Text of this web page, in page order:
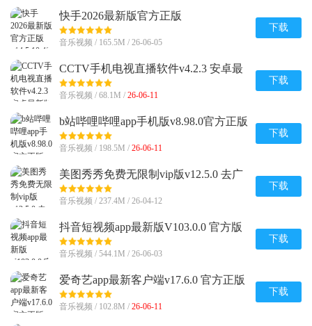
快手2026最新版官方正版
v14.5.10.48350 安卓版
音乐视频 / 165.5M / 26-06-05
下载
CCTV手机电视直播软件v4.2.3 安卓最
新版
音乐视频 / 68.1M / 26-06-11
下载
b站哔哩哔哩app手机版v8.98.0官方正版
音乐视频 / 198.5M / 26-06-11
下载
美图秀秀免费无限制vip版v12.5.0 去广
告会员版
音乐视频 / 237.4M / 26-04-12
下载
抖音短视频app最新版V103.0.0 官方版
音乐视频 / 544.1M / 26-06-03
下载
爱奇艺app最新客户端v17.6.0 官方正版
音乐视频 / 102.8M / 26-06-11
下载